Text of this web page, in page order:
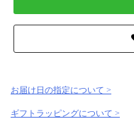
お届け日の指定について >
ギフトラッピングについて >